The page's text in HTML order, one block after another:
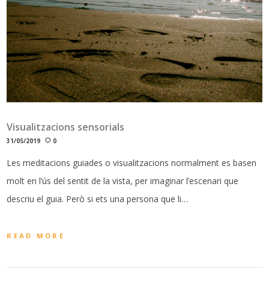
Visualitzacions sensorials
31/05/2019 0
Les meditacions guiades o visualitzacions normalment es basen
molt en l’ús del sentit de la vista, per imaginar l’escenari que
descriu el guia. Però si ets una persona que li…
READ MORE